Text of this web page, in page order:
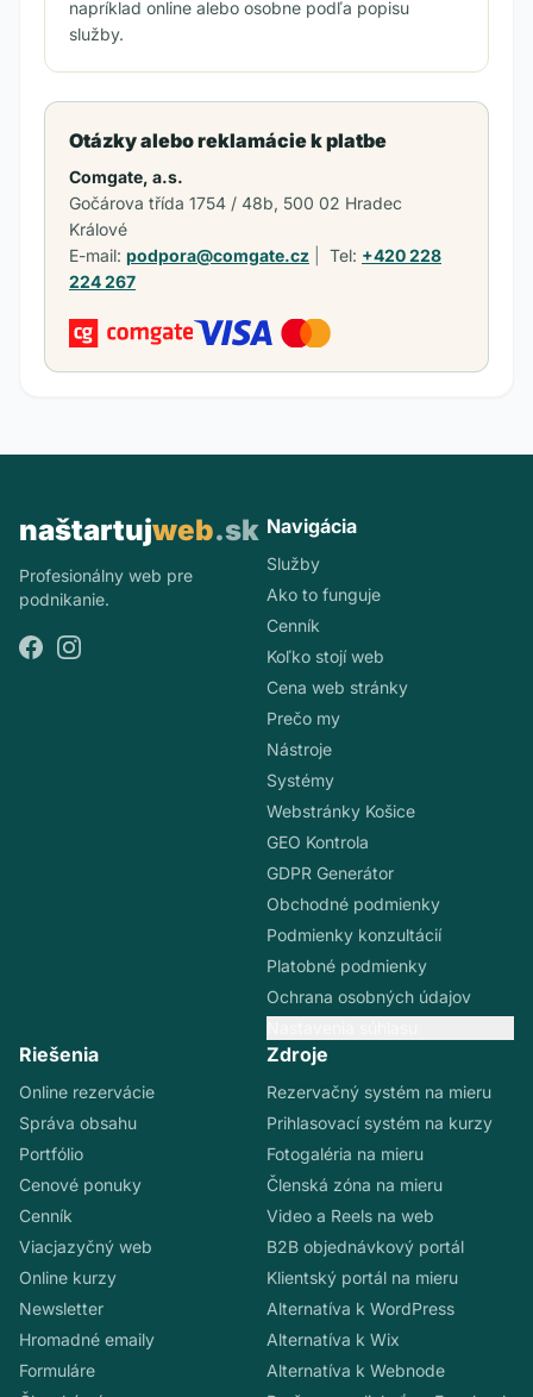
napríklad online alebo osobne podľa popisu
služby.
Otázky alebo reklamácie k platbe
Comgate, a.s.
Gočárova třída 1754 / 48b, 500 02 Hradec
Králové
E-mail: podpora@comgate.cz Tel: +420 228
224 267
naštartujweb.sk
Profesionálny web pre
podnikanie.
Navigácia
Služby
Ako to funguje
Cenník
Koľko stojí web
Cena web stránky
Prečo my
Nástroje
Systémy
Webstránky Košice
GEO Kontrola
GDPR Generátor
Obchodné podmienky
Podmienky konzultácií
Platobné podmienky
Ochrana osobných údajov
Riešenia
Online rezervácie
Správa obsahu
Portfólio
Cenové ponuky
Cenník
Viacjazyčný web
Online kurzy
Newsletter
Hromadné emaily
Formuláre
Zdroje
Rezervačný systém na mieru
Prihlasovací systém na kurzy
Fotogaléria na mieru
Členská zóna na mieru
Video a Reels na web
B2B objednávkový portál
Klientský portál na mieru
Alternatíva k WordPress
Alternatíva k Wix
Alternatíva k Webnode